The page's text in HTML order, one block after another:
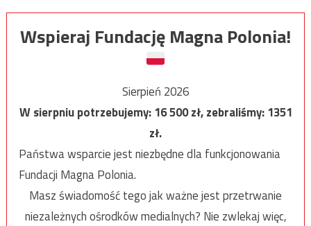
Wspieraj Fundację Magna Polonia!
Sierpień 2026
W sierpniu potrzebujemy:16 500zł, zebraliśmy:1351
zł.
Państwa wsparcie jest niezbędne dla funkcjonowania
Fundacji Magna Polonia.
Masz świadomość tego jak ważne jest przetrwanie
niezależnych ośrodków medialnych? Nie zwlekaj więc,